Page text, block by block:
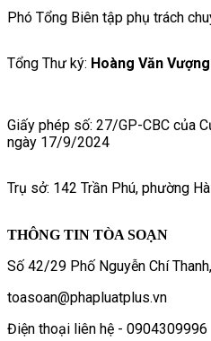
Phó Tổng Biên tập phụ trách
Tổng Thư ký: Hoàng Văn Vượng
Giấy phép số: 27/GP-CBC của
ngày 17/9/2024
Trụ sở: 142 Trần Phú, phường
THÔNG TIN TÒA SOẠN
Số 42/29 Phố Nguyễn Chí
toasoan@phapluatplus.vn
Điện thoại liên hệ - 0904309996